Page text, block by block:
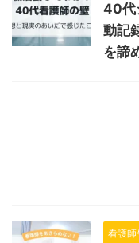
40代
動記
を諦
看護師